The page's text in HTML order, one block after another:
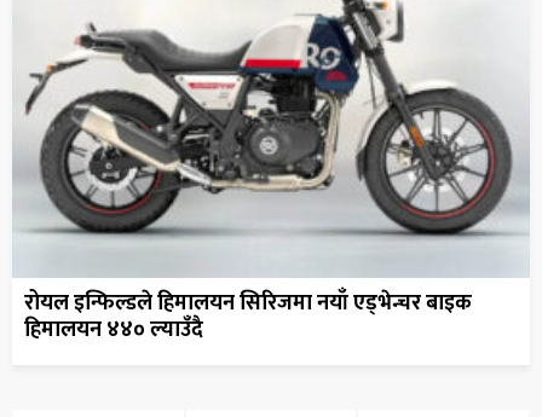
रोयल इन्फिल्डले हिमालयन सिरिजमा नयाँ एड्भेन्चर बाइक
हिमालयन ४४० ल्याउँदै